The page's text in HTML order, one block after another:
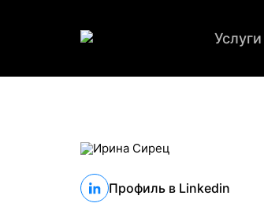
Услуги
Профиль в Linkedin